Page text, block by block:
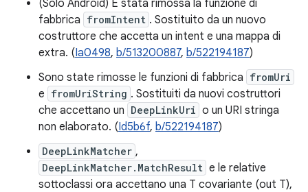
(Solo Android) È stata rimossa la funzione di
fabbrica fromIntent . Sostituito da un nuovo
costruttore che accetta un intent e una mappa di
extra. (Ia0498, b/513200887, b/522194187)
Sono state rimosse le funzioni di fabbrica fromUri
e fromUriString . Sostituiti da nuovi costruttori
che accettano un DeepLinkUri o un URI stringa
non elaborato. (Id5b6f, b/522194187)
DeepLinkMatcher ,
DeepLinkMatcher.MatchResult e le relative
sottoclassi ora accettano una T covariante (out T),